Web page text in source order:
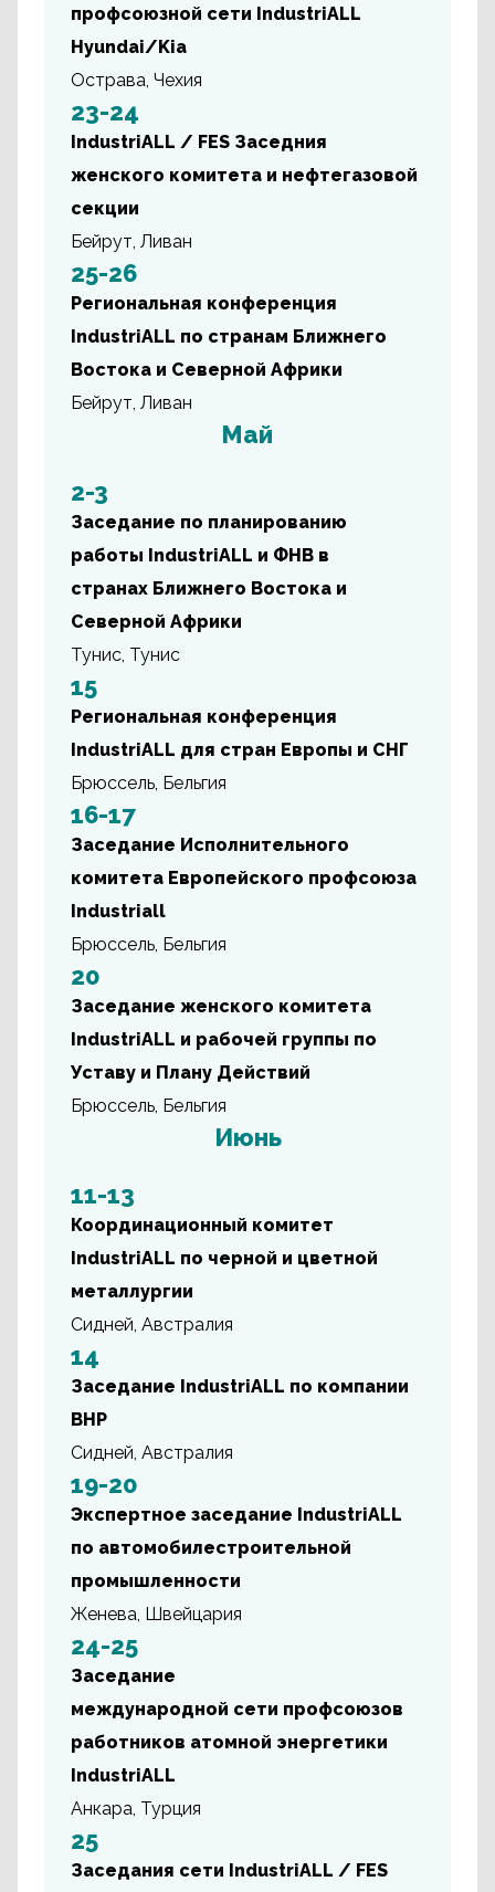
профсоюзной сети IndustriALL
Hyundai/Kia
Острава, Чехия
23-24
IndustriALL / FES Заседния
женского комитета и нефтегазовой
секции
Бейрут, Ливан
25-26
Региональная конференция
IndustriALL по странам Ближнего
Востока и Северной Африки
Бейрут, Ливан
Май
2-3
Заседание по планированию
работы IndustriALL и ФНВ в
странах Ближнего Востока и
Северной Африки
Тунис, Тунис
15
Региональная конференция
IndustriALL для стран Европы и СНГ
Брюссель, Бельгия
16-17
Заседание Исполнительного
комитета Европейского профсоюза
Industriall
Брюссель, Бельгия
20
Заседание женского комитета
IndustriALL и рабочей группы по
Уставу и Плану Действий
Брюссель, Бельгия
Июнь
11-13
Координационный комитет
IndustriALL по черной и цветной
металлургии
Сидней, Австралия
14
Заседание IndustriALL по компании
BHP
Сидней, Австралия
19-20
Экспертное заседание IndustriALL
по автомобилестроительной
промышленности
Женева, Швейцария
24-25
Заседание
международной сети профсоюзов
работников атомной энергетики
IndustriALL
Анкара, Турция
25
Заседания сети IndustriALL / FES